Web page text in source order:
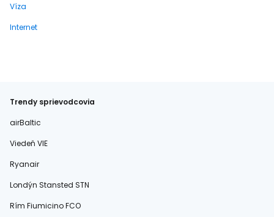
Víza
Internet
Trendy sprievodcovia
airBaltic
Viedeň VIE
Ryanair
Londýn Stansted STN
Rím Fiumicino FCO